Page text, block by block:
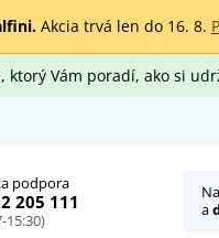
Akcia trvá len do 16. 8.
, ktorý Vám poradí, ako si
podpora
205 111
15:30)
a